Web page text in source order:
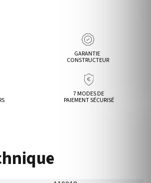
GARANTIE
CONSTRUCTEUR
7 MODES DE
PAIEMENT SÉCURISÉ